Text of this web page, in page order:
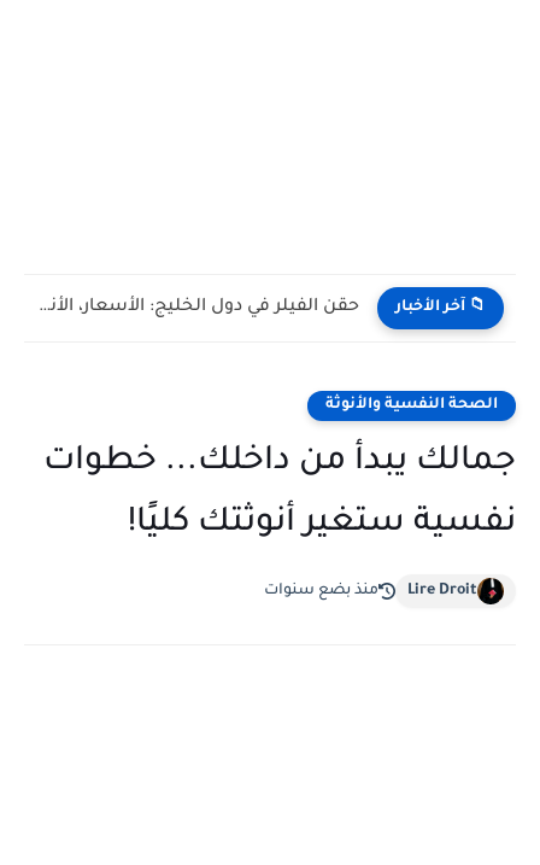
📁 آخر الأخبار حقن الفيلر في دول الخليج: الأسعار، الأنواع، والمخاطر
الصحة النفسية والأنوثة
جمالك يبدأ من داخلك... خطوات
نفسية ستغير أنوثتك كليًا!
Lire Droit منذ بضع سنوات